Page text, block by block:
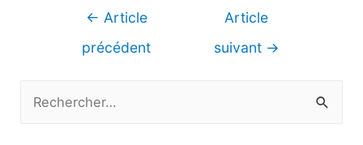
Navigation
← Article
précédent
Article
suivant →